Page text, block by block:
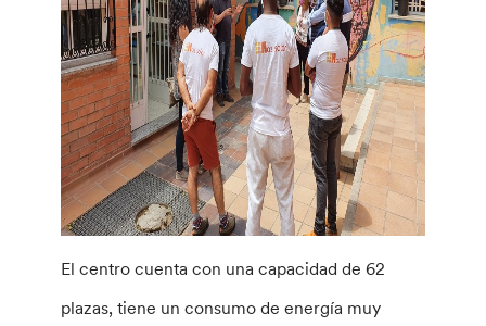
El centro cuenta con una capacidad de 62
plazas, tiene un consumo de energía muy